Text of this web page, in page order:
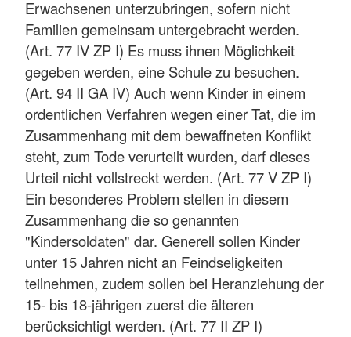
Erwachsenen unterzubringen, sofern nicht
Familien gemeinsam untergebracht werden.
(Art. 77 IV ZP I) Es muss ihnen Möglichkeit
gegeben werden, eine Schule zu besuchen.
(Art. 94 II GA IV) Auch wenn Kinder in einem
ordentlichen Verfahren wegen einer Tat, die im
Zusammenhang mit dem bewaffneten Konflikt
steht, zum Tode verurteilt wurden, darf dieses
Urteil nicht vollstreckt werden. (Art. 77 V ZP I)
Ein besonderes Problem stellen in diesem
Zusammenhang die so genannten
"Kindersoldaten" dar. Generell sollen Kinder
unter 15 Jahren nicht an Feindseligkeiten
teilnehmen, zudem sollen bei Heranziehung der
15- bis 18-jährigen zuerst die älteren
berücksichtigt werden. (Art. 77 II ZP I)